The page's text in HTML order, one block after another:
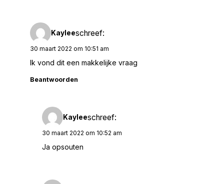
Kayleeschreef:
30 maart 2022 om 10:51 am
Ik vond dit een makkelijke vraag
Beantwoorden
Kayleeschreef:
30 maart 2022 om 10:52 am
Ja opsouten